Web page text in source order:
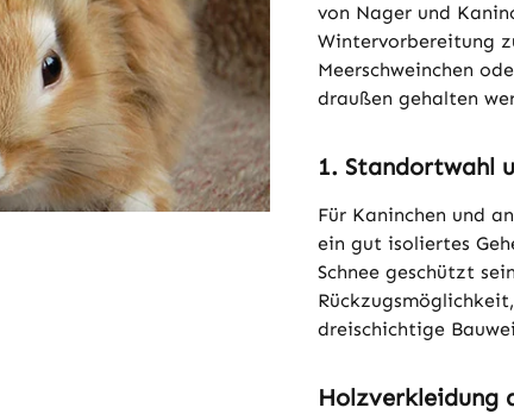
von Nager und
Wintervorbereitung
Meerschweinchen
draußen gehalten
1. Standortwahl
Für Kaninchen und
ein gut isoliertes
Schnee geschützt
dreischichtige
Holzverkleidung